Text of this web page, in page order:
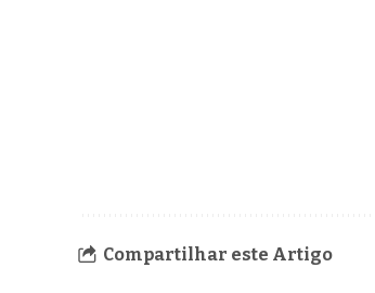
Compartilhar este Artigo